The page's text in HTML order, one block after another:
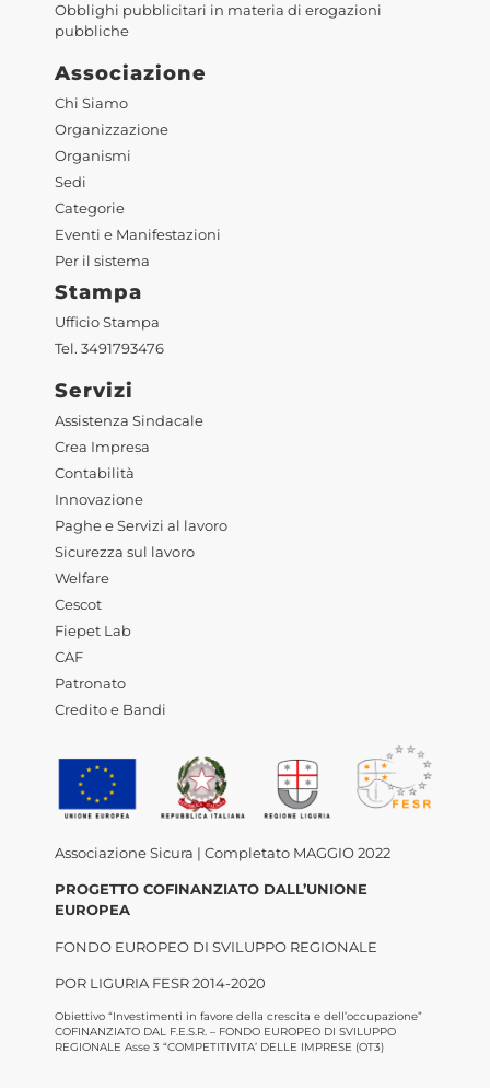
Obblighi pubblicitari in materia di erogazioni
pubbliche
Associazione
Chi Siamo
Organizzazione
Organismi
Sedi
Categorie
Eventi e Manifestazioni
Per il sistema
Stampa
Ufficio Stampa
Tel. 3491793476
Servizi
Assistenza Sindacale
Crea Impresa
Contabilità
Innovazione
Paghe e Servizi al lavoro
Sicurezza sul lavoro
Welfare
Cescot
Fiepet Lab
CAF
Patronato
Credito e Bandi
Associazione Sicura | Completato MAGGIO 2022
PROGETTO COFINANZIATO DALL’UNIONE
EUROPEA
FONDO EUROPEO DI SVILUPPO REGIONALE
POR LIGURIA FESR 2014-2020
Obiettivo “Investimenti in favore della crescita e dell’occupazione”
COFINANZIATO DAL F.E.S.R. – FONDO EUROPEO DI SVILUPPO
REGIONALE Asse 3 “COMPETITIVITA’ DELLE IMPRESE (OT3)